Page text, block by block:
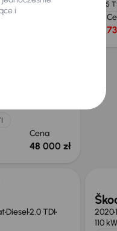
1.5
Cena
48 000 zł
Diesel2.0 TDI
2020
110 kW
i